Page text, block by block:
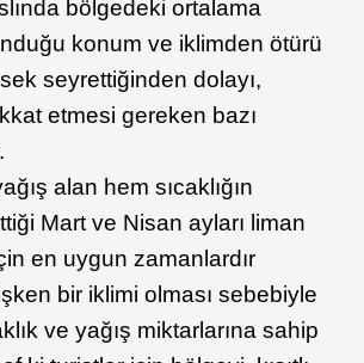
bölgedeki ortalama
konum ve iklimden ötürü
seyrettiğinden dolayı,
etmesi gereken bazı
alan hem sıcaklığın
Mart ve Nisan ayları liman
en uygun zamanlardır
bir iklimi olması sebebiyle
ve yağış miktarlarına sahip